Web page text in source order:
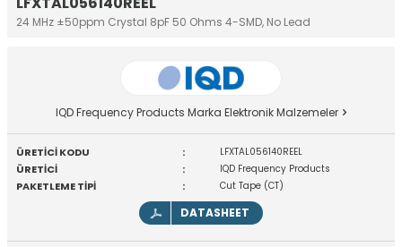
24 MHz ±50ppm Crystal 8pF 50 Ohms 4-SMD, No Lead
IQD Frequency Products Marka Elektronik Malzemeler
ÜRETİCİ KODU : LFXTAL056140REEL
ÜRETİCİ : IQD Frequency Products
PAKETLEME TİPİ : Cut Tape (CT)
DATASHEET